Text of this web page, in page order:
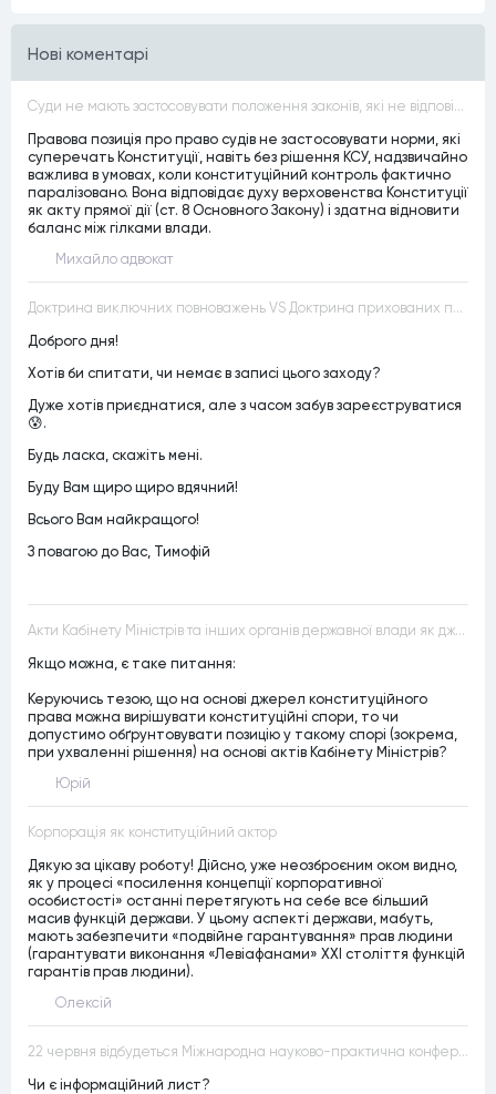
Нові коментарі
Суди не мають застосовувати положення законів, які не відповідають Конституції, незалежно від того, чи визнавалися вони Конституційним Судом України неконституційними, тобто закони, що суперечать Конституції України не можуть застосовуватися навіть у випадках, коли вони є чинними
Правова позиція про право судів не застосовувати норми, які
суперечать Конституції, навіть без рішення КСУ, надзвичайно
важлива в умовах, коли конституційний контроль фактично
паралізовано. Вона відповідає духу верховенства Конституції
як акту прямої дії (ст. 8 Основного Закону) і здатна відновити
баланс між гілками влади.
Михайло адвокат
Доктрина виключних повноважень VS Доктрина прихованих повноважень
Доброго дня!
Хотів би спитати, чи немає в записі цього заходу?
Дуже хотів приєднатися, але з часом забув зареєструватися
😰.
Будь ласка, скажіть мені.
Буду Вам щиро щиро вдячний!
Всього Вам найкращого!
З повагою до Вас, Тимофій
Акти Кабінету Міністрів та інших органів державної влади як джерела конституційного права
Якщо можна, є таке питання:
Керуючись тезою, що на основі джерел конституційного
права можна вирішувати конституційні спори, то чи
допустимо обґрунтовувати позицію у такому спорі (зокрема,
при ухваленні рішення) на основі актів Кабінету Міністрів?
Юрій
Корпорація як конституційний актор
Дякую за цікаву роботу! Дійсно, уже неозброєним оком видно,
як у процесі «посилення концепції корпоративної
особистості» останні перетягують на себе все більший
масив функцій держави. У цьому аспекті держави, мабуть,
мають забезпечити «подвійне гарантування» прав людини
(гарантувати виконання «Левіафанами» ХХІ століття функцій
гарантів прав людини).
Олексій
22 червня відбудеться Міжнародна науково-практична конференція “Конституційна демократія в умовах загроз територіальній цілісності та національній безпеці”
Чи є інформаційний лист?